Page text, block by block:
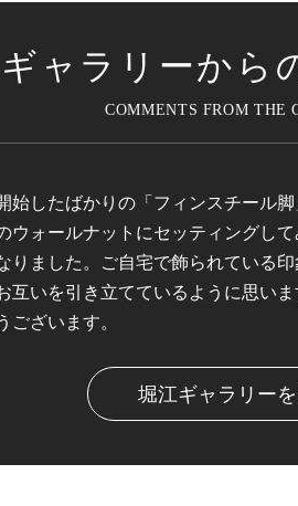
ギャラリーから
始したばかりの「フィンスチール
ウォールナットにセッティングし
りました。ご自宅で飾られている
互いを引き立てているように思い
ございます。
堀江ギャラリー